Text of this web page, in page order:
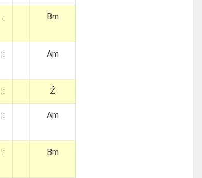
: Bm
: Am
: Ž
: Am
: Bm